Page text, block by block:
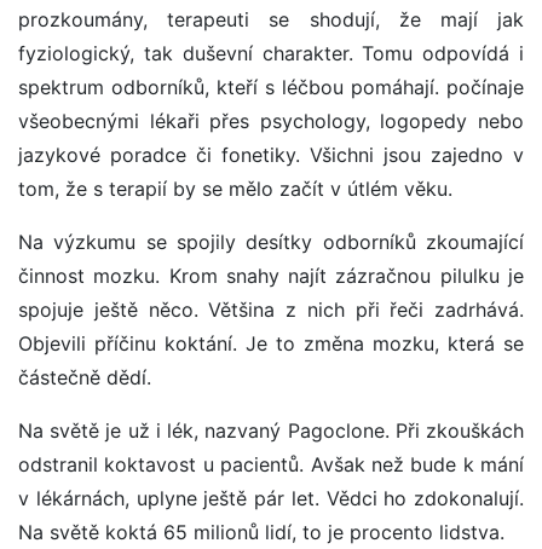
prozkoumány, terapeuti se shodují, že mají jak
fyziologický, tak duševní charakter. Tomu odpovídá i
spektrum odborníků, kteří s léčbou pomáhají. počínaje
všeobecnými lékaři přes psychology, logopedy nebo
jazykové poradce či fonetiky. Všichni jsou zajedno v
tom, že s terapií by se mělo začít v útlém věku.
Na výzkumu se spojily desítky odborníků zkoumající
činnost mozku. Krom snahy najít zázračnou pilulku je
spojuje ještě něco. Většina z nich při řeči zadrhává.
Objevili příčinu koktání. Je to změna mozku, která se
částečně dědí.
Na světě je už i lék, nazvaný Pagoclone. Při zkouškách
odstranil koktavost u pacientů. Avšak než bude k mání
v lékárnách, uplyne ještě pár let. Vědci ho zdokonalují.
Na světě koktá 65 milionů lidí, to je procento lidstva.